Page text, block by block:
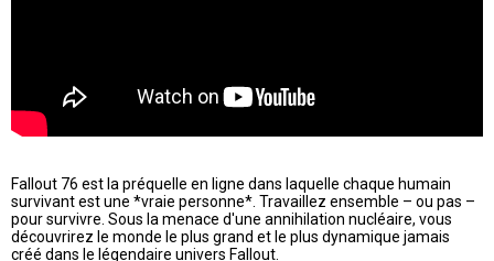
Fallout 76 est la préquelle en ligne dans laquelle chaque humain
survivant est une *vraie personne*. Travaillez ensemble – ou pas –
pour survivre. Sous la menace d'une annihilation nucléaire, vous
découvrirez le monde le plus grand et le plus dynamique jamais
créé dans le légendaire univers Fallout.